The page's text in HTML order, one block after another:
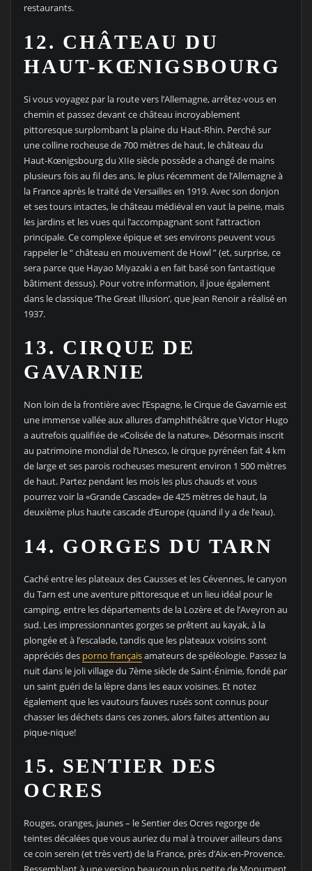
restaurants.
12. CHÂTEAU DU
HAUT-KŒNIGSBOURG
Si vous voyagez par la route vers l’Allemagne, arrêtez-vous en
chemin et passez devant ce château incroyablement
pittoresque surplombant la plaine du Haut-Rhin. Perché sur
une colline rocheuse de 700 mètres de haut, le château du
Haut-Kœnigsbourg du XIIe siècle possède a changé de mains
plusieurs fois au fil des ans, le plus récemment de l’Allemagne à
la France après le traité de Versailles en 1919. Avec son donjon
et ses tours intactes, le château médiéval en vaut la peine, mais
les jardins et les vues qui l’accompagnant sont l’attraction
principale. Ce complexe épique et ses environs peuvent vous
rappeler le “ château en mouvement de Howl ” (et, surprise, ce
sera parce que Hayao Miyazaki a en fait basé son fantastique
bâtiment dessus). Pour votre information, il joue également
dans le classique ‘The Great Illusion’, que Jean Renoir a réalisé en
1937.
13. CIRQUE DE
GAVARNIE
Non loin de la frontière avec l’Espagne, le Cirque de Gavarnie est
une immense vallée aux allures d’amphithéâtre que Victor Hugo
a autrefois qualifiée de «Colisée de la nature». Désormais inscrit
au patrimoine mondial de l’Unesco, le cirque pyrénéen fait 4 km
de large et ses parois rocheuses mesurent environ 1 500 mètres
de haut. Partez pendant les mois les plus chauds et vous
pourrez voir la «Grande Cascade» de 425 mètres de haut, la
deuxième plus haute cascade d’Europe (quand il y a de l’eau).
14. GORGES DU TARN
Caché entre les plateaux des Causses et les Cévennes, le canyon
du Tarn est une aventure pittoresque et un lieu idéal pour le
camping, entre les départements de la Lozère et de l’Aveyron au
sud. Les impressionnantes gorges se prêtent au kayak, à la
plongée et à l’escalade, tandis que les plateaux voisins sont
appréciés des porno françaisamateurs de spéléologie. Passez la
nuit dans le joli village du 7ème siècle de Saint-Énimie, fondé par
un saint guéri de la lèpre dans les eaux voisines. Et notez
également que les vautours fauves rusés sont connus pour
chasser les déchets dans ces zones, alors faites attention au
pique-nique!
15. SENTIER DES
OCRES
Rouges, oranges, jaunes – le Sentier des Ocres regorge de
teintes décalées que vous auriez du mal à trouver ailleurs dans
ce coin serein (et très vert) de la France, près d’Aix-en-Provence.